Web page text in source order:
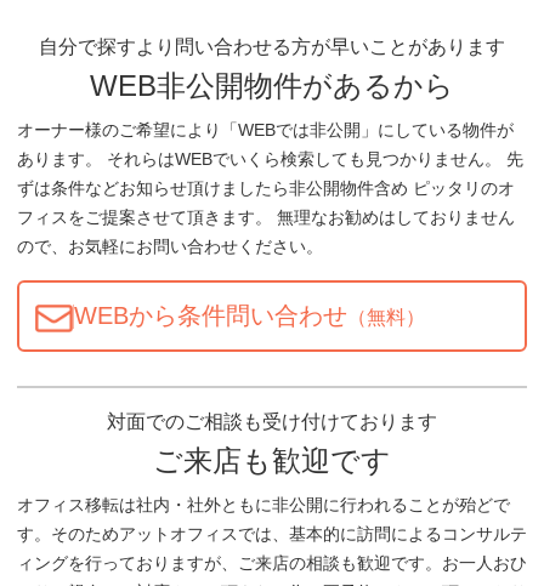
自分で探すより問い合わせる方が早いことがあります
WEB非公開物件があるから
オーナー様のご希望により「WEBでは非公開」にしている物件が
あります。 それらはWEBでいくら検索しても見つかりません。 先
ずは条件などお知らせ頂けましたら非公開物件含め ピッタリのオ
フィスをご提案させて頂きます。 無理なお勧めはしておりません
ので、お気軽にお問い合わせください。
WEBから条件問い合わせ （無料）
対面でのご相談も受け付けております
ご来店も歓迎です
オフィス移転は社内・社外ともに非公開に行われることが殆どで
す。そのためアットオフィスでは、基本的に訪問によるコンサルテ
ィングを行っておりますが、ご来店の相談も歓迎です。お一人おひ